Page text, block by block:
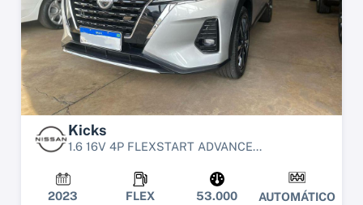
Kicks
1.6 16V 4P FLEXSTART ADVANCE...
2023 FLEX 53.000
AUTOMÁTICO